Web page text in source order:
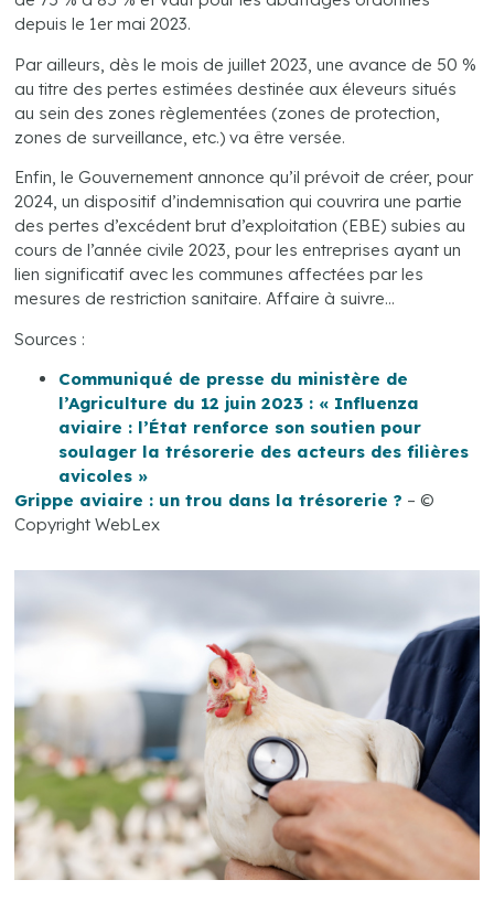
depuis le 1er mai 2023.
Par ailleurs, dès le mois de juillet 2023, une avance de 50 %
au titre des pertes estimées destinée aux éleveurs situés
au sein des zones règlementées (zones de protection,
zones de surveillance, etc.) va être versée.
Enfin, le Gouvernement annonce qu’il prévoit de créer, pour
2024, un dispositif d’indemnisation qui couvrira une partie
des pertes d’excédent brut d’exploitation (EBE) subies au
cours de l’année civile 2023, pour les entreprises ayant un
lien significatif avec les communes affectées par les
mesures de restriction sanitaire. Affaire à suivre…
Sources :
Communiqué de presse du ministère de
l’Agriculture du 12 juin 2023 : « Influenza
aviaire : l’État renforce son soutien pour
soulager la trésorerie des acteurs des filières
avicoles »
Grippe aviaire : un trou dans la trésorerie ? – ©
Copyright WebLex